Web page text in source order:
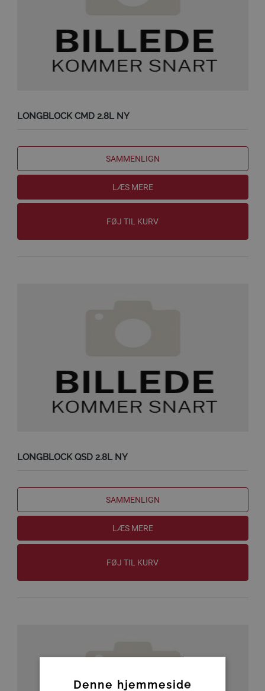
LONGBLOCK CMD 2.8L NY
SAMMENLIGN
LÆS MERE
FØJ TIL KURV
LONGBLOCK QSD 2.8L NY
SAMMENLIGN
LÆS MERE
FØJ TIL KURV
Denne hjemmeside